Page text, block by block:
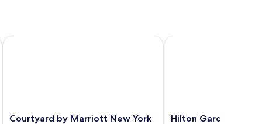
Courtyard
Courtyard by Marriott New York
Courtyard by Marriott New York JFK Airport
Hilton
Hilton Garden Inn
Hilton Garden Inn